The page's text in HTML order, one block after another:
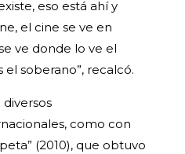
eso está ahí y
el cine se ve en
ve donde lo ve el
soberano”, recalcó.
como con
(2010), que obtuvo